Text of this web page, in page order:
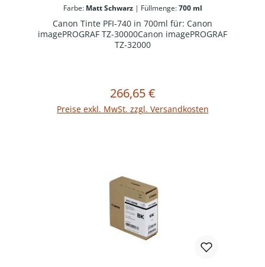
Farbe: Matt Schwarz | Füllmenge:700 ml
Canon Tinte PFI-740 in 700ml für: Canon
imagePROGRAF TZ-30000Canon imagePROGRAF
TZ-32000
Regulärer Preis:
266,65 €
Preise exkl. MwSt. zzgl. Versandkosten
In den Warenkorb